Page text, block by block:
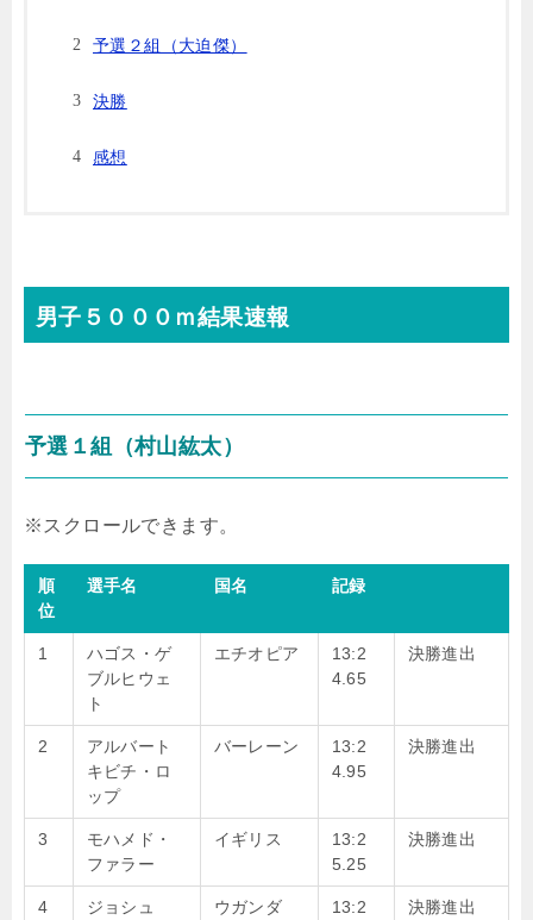
予選２組（大迫傑）
決勝
感想
男子５０００ｍ結果速報
予選１組（村山紘太）
順
位
選手名 国名 記録
1
ハゴス・ゲ
ブルヒウェ
ト
エチオピア
13:2
4.65
決勝進出
2
アルバート
キビチ・ロ
ップ
バーレーン
13:2
4.95
決勝進出
3
モハメド・
ファラー
イギリス
13:2
5.25
決勝進出
4
ジョシュ
ウガンダ
13:2
決勝進出